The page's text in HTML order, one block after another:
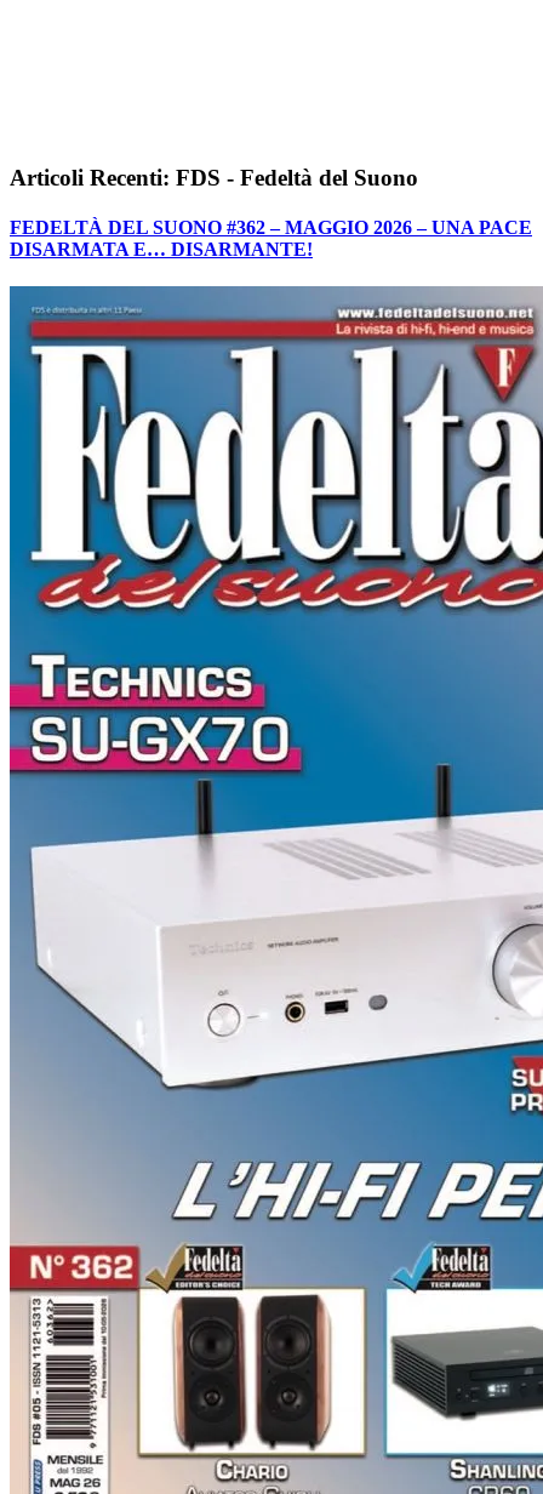
Articoli Recenti: FDS - Fedeltà del Suono
FEDELTÀ DEL SUONO #362 – MAGGIO 2026 – UNA PACE
DISARMATA E… DISARMANTE!